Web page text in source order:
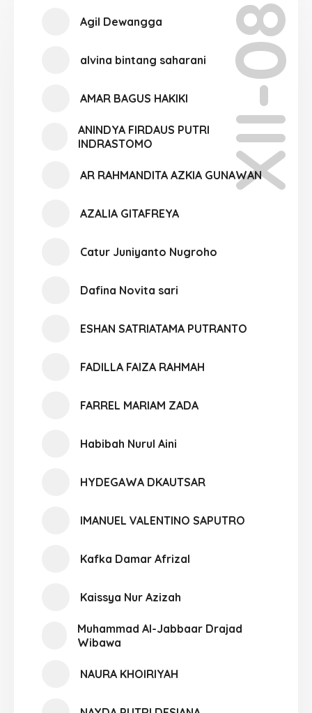
XII-08
Agil Dewangga
alvina bintang saharani
AMAR BAGUS HAKIKI
ANINDYA FIRDAUS PUTRI
INDRASTOMO
AR RAHMANDITA AZKIA GUNAWAN
AZALIA GITAFREYA
Catur Juniyanto Nugroho
Dafina Novita sari
ESHAN SATRIATAMA PUTRANTO
FADILLA FAIZA RAHMAH
FARREL MARIAM ZADA
Habibah Nurul Aini
HYDEGAWA DKAUTSAR
IMANUEL VALENTINO SAPUTRO
Kafka Damar Afrizal
Kaissya Nur Azizah
Muhammad Al-Jabbaar Drajad
Wibawa
NAURA KHOIRIYAH